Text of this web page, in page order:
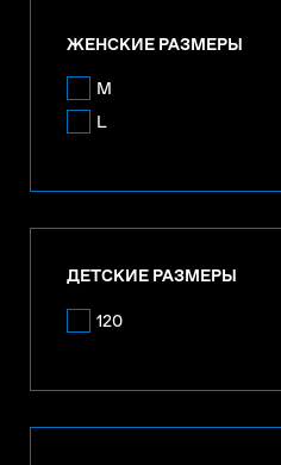
ЖЕНСКИЕ РАЗМЕРЫ
M
L
ДЕТСКИЕ РАЗМЕРЫ
120